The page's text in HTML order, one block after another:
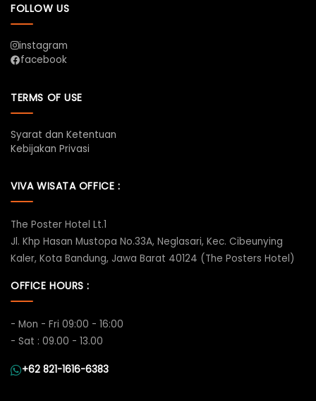
FOLLOW US
instagram
facebook
TERMS OF USE
Syarat dan Ketentuan
Kebijakan Privasi
VIVA WISATA OFFICE :
The Poster Hotel Lt.1
Jl. Khp Hasan Mustopa No.33A, Neglasari, Kec. Cibeunying
Kaler, Kota Bandung, Jawa Barat 40124 (The Posters Hotel)
OFFICE HOURS :
- Mon - Fri 09:00 - 16:00
- Sat : 09.00 - 13.00
+62 821-1616-6383